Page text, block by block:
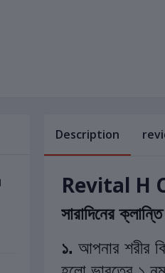
Description
Revital H
সারাদিনের
১. আপনার শরীর